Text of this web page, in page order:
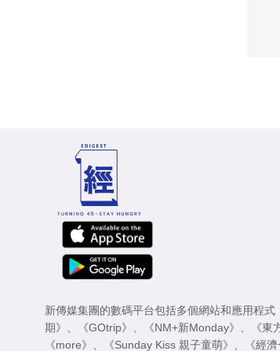
新傳媒集團的數碼平台包括多個網站和應用程式
期》
《GOtrip》 《NM+新Monday》 《東
《more》
《Sunday Kiss 親子童萌》 《經